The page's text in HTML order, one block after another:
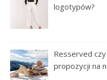
logotypów?
Resserved
propozycji na